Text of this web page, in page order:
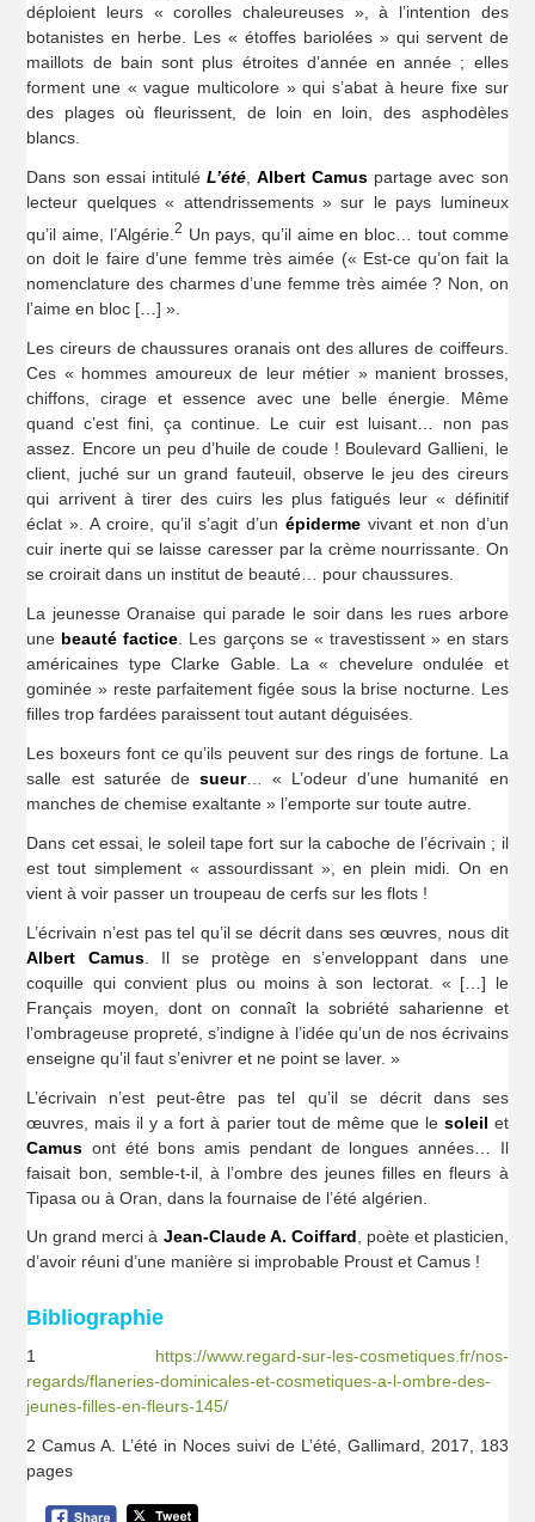
déploient leurs « corolles chaleureuses », à l’intention des
botanistes en herbe. Les « étoffes bariolées » qui servent de
maillots de bain sont plus étroites d’année en année ; elles
forment une « vague multicolore » qui s’abat à heure fixe sur
des plages où fleurissent, de loin en loin, des asphodèles
blancs.
Dans son essai intitulé L’été,Albert Camus partage avec son
lecteur quelques « attendrissements » sur le pays lumineux
qu’il aime, l’Algérie. 2 Un pays, qu’il aime en bloc… tout comme
on doit le faire d’une femme très aimée (« Est-ce qu’on fait la
nomenclature des charmes d’une femme très aimée ? Non, on
l’aime en bloc […] ».
Les cireurs de chaussures oranais ont des allures de coiffeurs.
Ces « hommes amoureux de leur métier » manient brosses,
chiffons, cirage et essence avec une belle énergie. Même
quand c’est fini, ça continue. Le cuir est luisant… non pas
assez. Encore un peu d’huile de coude ! Boulevard Gallieni, le
client, juché sur un grand fauteuil, observe le jeu des cireurs
qui arrivent à tirer des cuirs les plus fatigués leur « définitif
éclat ». A croire, qu’il s’agit d’un épidermevivant et non d’un
cuir inerte qui se laisse caresser par la crème nourrissante. On
se croirait dans un institut de beauté… pour chaussures.
La jeunesse Oranaise qui parade le soir dans les rues arbore
une beauté factice . Les garçons se « travestissent » en stars
américaines type Clarke Gable. La « chevelure ondulée et
gominée » reste parfaitement figée sous la brise nocturne. Les
filles trop fardées paraissent tout autant déguisées.
Les boxeurs font ce qu’ils peuvent sur des rings de fortune. La
salle est saturée de sueur… « L’odeur d’une humanité en
manches de chemise exaltante » l’emporte sur toute autre.
Dans cet essai, le soleil tape fort sur la caboche de l’écrivain ; il
est tout simplement « assourdissant », en plein midi. On en
vient à voir passer un troupeau de cerfs sur les flots !
L’écrivain n’est pas tel qu’il se décrit dans ses œuvres, nous dit
Albert Camus. Il se protège en s’enveloppant dans une
coquille qui convient plus ou moins à son lectorat. « […] le
Français moyen, dont on connaît la sobriété saharienne et
l’ombrageuse propreté, s’indigne à l’idée qu’un de nos écrivains
enseigne qu’il faut s’enivrer et ne point se laver. »
L’écrivain n’est peut-être pas tel qu’il se décrit dans ses
œuvres, mais il y a fort à parier tout de même que le soleil et
Camus ont été bons amis pendant de longues années… Il
faisait bon, semble-t-il, à l’ombre des jeunes filles en fleurs à
Tipasa ou à Oran, dans la fournaise de l’été algérien.
Un grand merci à Jean-Claude A. Coiffard, poète et plasticien,
d’avoir réuni d’une manière si improbable Proust et Camus !
Bibliographie
1 https://www.regard-sur-les-cosmetiques.fr/nos-
regards/flaneries-dominicales-et-cosmetiques-a-l-ombre-des-
jeunes-filles-en-fleurs-145/
2 Camus A. L’été in Noces suivi de L’été, Gallimard, 2017, 183
pages